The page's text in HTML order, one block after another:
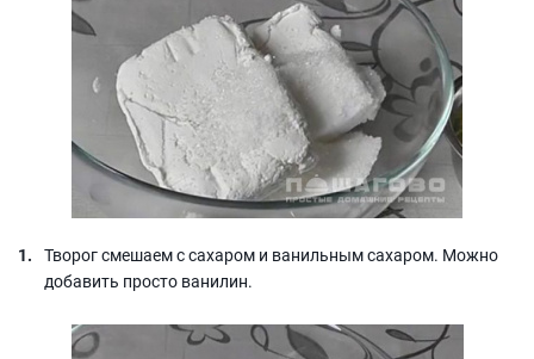
Творог смешаем с сахаром и ванильным сахаром. Можно
добавить просто ванилин.